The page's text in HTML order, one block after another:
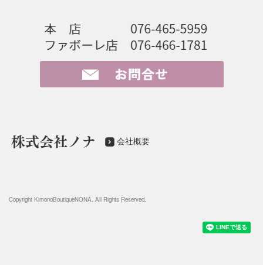
会社概要
Copyright KimonoBoutiqueNONA . All Rights Reserved.